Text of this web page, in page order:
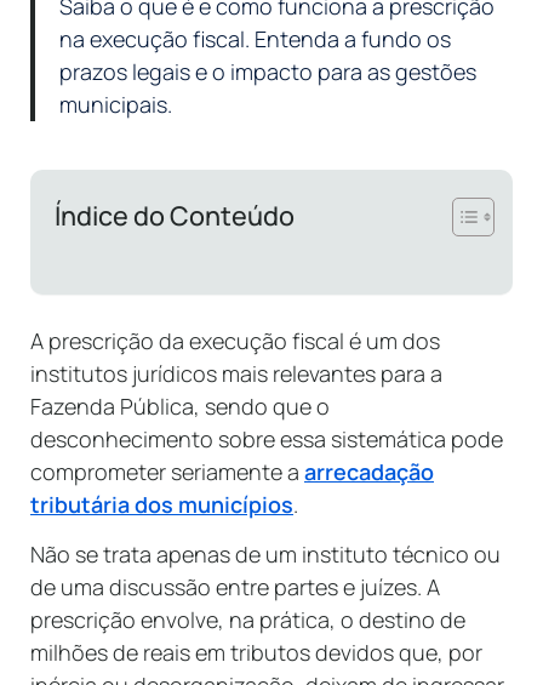
na execução fiscal. Entenda a fundo os
prazos legais e o impacto para as gestões
municipais.
Índice do Conteúdo
A prescrição da execução fiscal é um dos
institutos jurídicos mais relevantes para a
Fazenda Pública, sendo que o
desconhecimento sobre essa sistemática pode
comprometer seriamente a arrecadação
tributária dos municípios.
Não se trata apenas de um instituto técnico ou
de uma discussão entre partes e juízes. A
prescrição envolve, na prática, o destino de
milhões de reais em tributos devidos que, por